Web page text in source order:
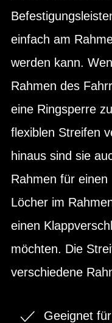
einfach am
werden kann.
Rahmen des
eine Ringsperre
flexiblen Streifen
hinaus sind sie
Rahmen für
Löcher im
einen
möchten. Die
verschiedene
Geeignet